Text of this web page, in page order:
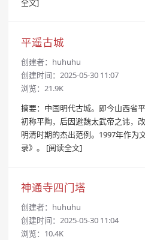
全文]
平遥古城
创建者： huhuhu
创建时间：2025-05-30 11:07
浏览：21.9K
摘要：中国明代古城。即今山西省
初称平陶，后因避魏太武帝之讳，
明清时期的杰出范例。1997年作为
录》。 [阅读全文]
神通寺四门塔
创建者： huhuhu
创建时间：2025-05-30 11:04
浏览：10.4K